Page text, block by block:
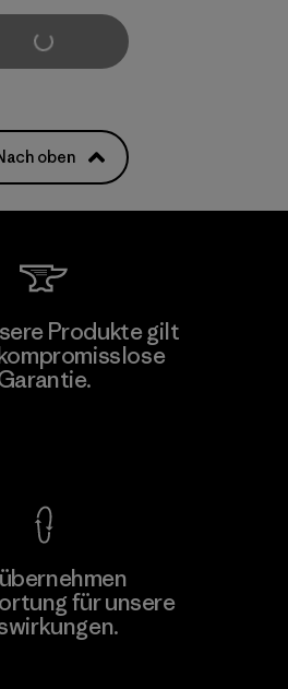
weitere laden
oben
Produkte gilt
für unsere